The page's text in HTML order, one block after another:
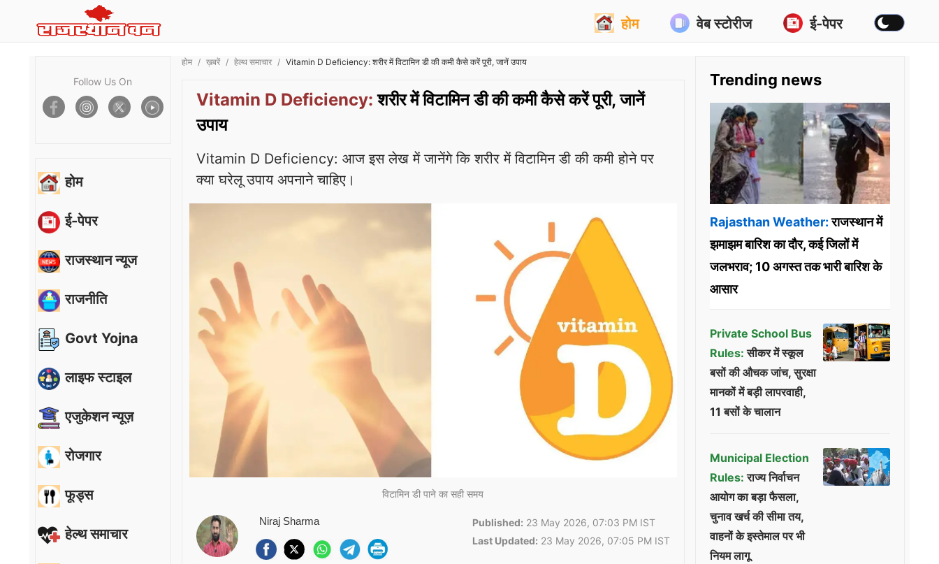
होम वेब स्टोरीज ई-पेपर
Follow Us On
होम
ई-पेपर
राजस्थान न्यूज
राजनीति
Govt Yojna
लाइफ स्टाइल
एजुकेशन न्यूज़
रोजगार
फूड्स
हेल्थ समाचार
होम ख़बरें हेल्थ समाचार Vitamin D Deficiency: शरीर में विटामिन डी की कमी कैसे करें पूरी, जानें उपाय
Vitamin D Deficiency: शरीर में विटामिन डी की कमी कैसे करें पूरी, जानें
उपाय
Vitamin D Deficiency: आज इस लेख में जानेंगे कि शरीर में विटामिन डी की कमी होने पर
क्या घरेलू उपाय अपनाने चाहिए।
विटामिन डी पाने का सही समय
Niraj Sharma Published: 23 May 2026, 07:03 PM IST
Last Updated: 23 May 2026, 07:05 PM IST
Trending news
Rajasthan Weather:राजस्थान में
झमाझम बारिश का दौर, कई जिलों में
जलभराव; 10 अगस्त तक भारी बारिश के
आसार
Private School Bus
Rules: सीकर में स्कूल
बसों की औचक जांच, सुरक्षा
मानकों में बड़ी लापरवाही,
11 बसों के चालान
Municipal Election
Rules: राज्य निर्वाचन
आयोग का बड़ा फैसला,
चुनाव खर्च की सीमा तय,
वाहनों के इस्तेमाल पर भी
नियम लागू